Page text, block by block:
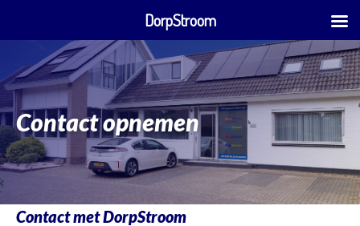
content
Contact opnemen
Contact met DorpStroom
DorpStroom